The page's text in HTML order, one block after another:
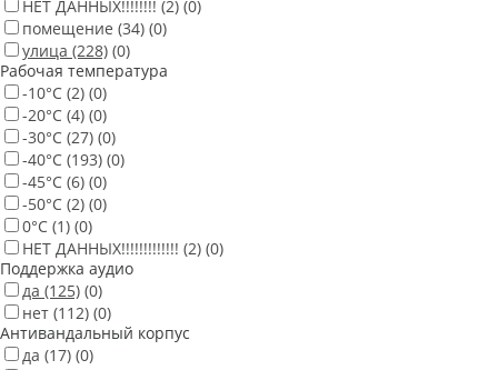
НЕТ ДАННЫХ!!!!!!!! (2) (0)
помещение (34) (0)
улица (228) (0)
Рабочая температура
-10°С (2) (0)
-20°С (4) (0)
-30°С (27) (0)
-40°С (193) (0)
-45°С (6) (0)
-50°С (2) (0)
0°С (1) (0)
НЕТ ДАННЫХ!!!!!!!!!!!!! (2) (0)
Поддержка аудио
да (125) (0)
нет (112) (0)
Антивандальный корпус
да (17) (0)